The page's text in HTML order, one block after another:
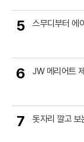
5 스무디부터 에
6 JW 메리어트
7 돗자리 깔고 보